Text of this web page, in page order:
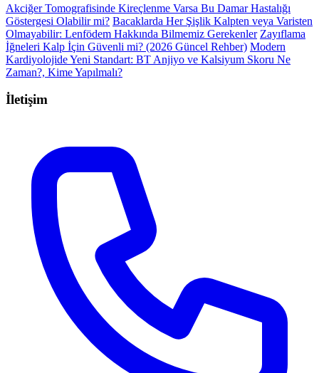
Akciğer Tomografisinde Kireçlenme Varsa Bu Damar Hastalığı
Göstergesi Olabilir mi? Bacaklarda Her Şişlik Kalpten veya Varisten
Olmayabilir: Lenfödem Hakkında Bilmemiz Gerekenler Zayıflama
İğneleri Kalp İçin Güvenli mi? (2026 Güncel Rehber) Modern
Kardiyolojide Yeni Standart: BT Anjiyo ve Kalsiyum Skoru Ne
Zaman?, Kime Yapılmalı?
İletişim